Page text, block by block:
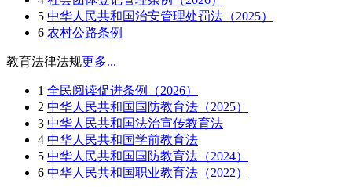
5 中华人民共和国治安管理处罚法（2025）
6 农村公路条例
教育法律法规更多...
1 全民阅读促进条例（2026）
2 中华人民共和国国防教育法（2025）
3 中华人民共和国法治宣传教育法
4 中华人民共和国学前教育法
5 中华人民共和国国防教育法（2024）
6 中华人民共和国职业教育法（2022）